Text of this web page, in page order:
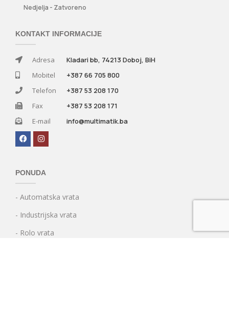
Nedjelja - Zatvoreno
KONTAKT INFORMACIJE
Adresa
Kladari bb, 74213 Doboj, BiH
Mobitel
+387 66 705 800
Telefon
+387 53 208 170
Fax
+387 53 208 171
E-mail
info@multimatik.ba
PONUDA
- Automatska vrata
- Industrijska vrata
- Rolo vrata